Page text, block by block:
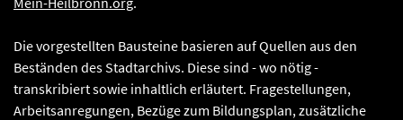
Die vorgestellten Bausteine basieren auf Quellen aus den
Beständen des Stadtarchivs. Diese sind - wo nötig -
transkribiert sowie inhaltlich erläutert. Fragestellungen,
Arbeitsanregungen, Bezüge zum Bildungsplan, zusätzliche